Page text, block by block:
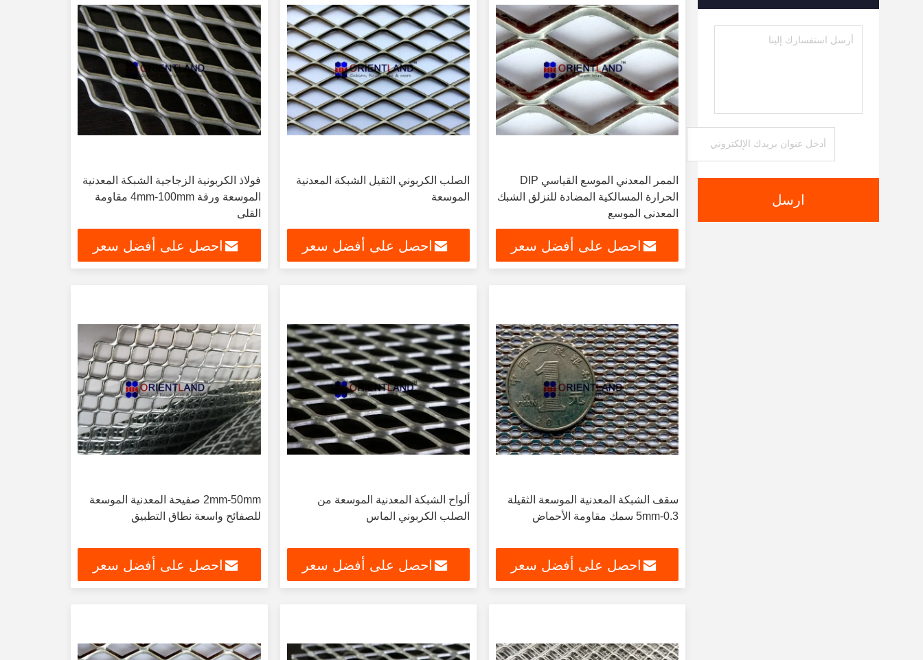
ارسل
الممر المعدني الموسع القياسي DIP
الحرارة المسالكية المضادة للنزلق الشبك
المعدني الموسع
احصل على أفضل سعر
الصلب الكربوني الثقيل الشبكة المعدنية
الموسعة
احصل على أفضل سعر
فولاذ الكربونية الزجاجية الشبكة المعدنية
الموسعة ورقة 4mm-100mm مقاومة
القلي
احصل على أفضل سعر
سقف الشبكة المعدنية الموسعة الثقيلة
0.3-5mm سمك مقاومة الأحماض
احصل على أفضل سعر
ألواح الشبكة المعدنية الموسعة من
الصلب الكربوني الماس
احصل على أفضل سعر
2mm-50mm صفيحة المعدنية الموسعة
للصفائح واسعة نطاق التطبيق
احصل على أفضل سعر